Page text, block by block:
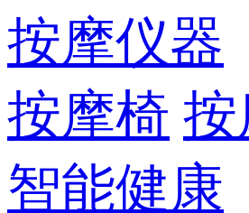
按摩仪器
按摩椅 按
智能健康